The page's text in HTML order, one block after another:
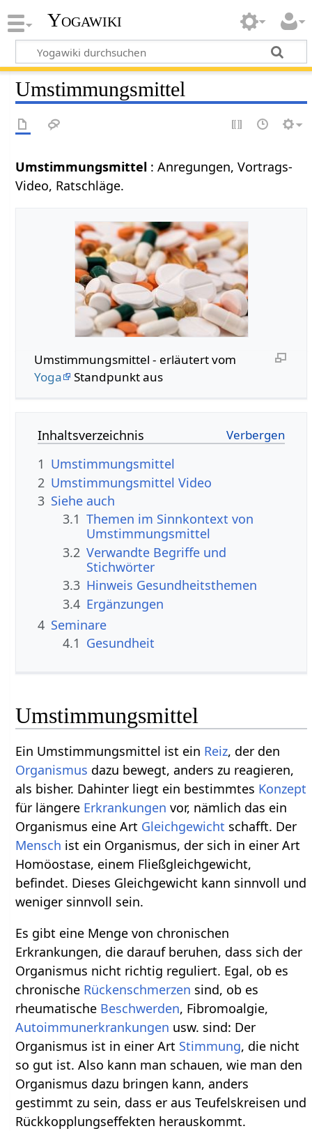
Yogawiki
Umstimmungsmittel
Umstimmungsmittel : Anregungen, Vortrags-
Video, Ratschläge.
Umstimmungsmittel - erläutert vom
Yoga
Standpunkt aus
Inhaltsverzeichnis
1 Umstimmungsmittel
2 Umstimmungsmittel Video
3 Siehe auch
3.1 Themen im Sinnkontext von
Umstimmungsmittel
3.2 Verwandte Begriffe und
Stichwörter
3.3 Hinweis Gesundheitsthemen
3.4 Ergänzungen
4 Seminare
4.1 Gesundheit
Umstimmungsmittel
Ein Umstimmungsmittel ist ein Reiz, der den
Organismus dazu bewegt, anders zu reagieren,
als bisher. Dahinter liegt ein bestimmtes Konzept
für längere Erkrankungen vor, nämlich das ein
Organismus eine Art Gleichgewicht schafft. Der
Mensch ist ein Organismus, der sich in einer Art
Homöostase, einem Fließgleichgewicht,
befindet. Dieses Gleichgewicht kann sinnvoll und
weniger sinnvoll sein.
Es gibt eine Menge von chronischen
Erkrankungen, die darauf beruhen, dass sich der
Organismus nicht richtig reguliert. Egal, ob es
chronische Rückenschmerzen sind, ob es
rheumatische Beschwerden, Fibromoalgie,
Autoimmunerkrankungen usw. sind: Der
Organismus ist in einer Art Stimmung, die nicht
so gut ist. Also kann man schauen, wie man den
Organismus dazu bringen kann, anders
gestimmt zu sein, dass er aus Teufelskreisen und
Rückkopplungseffekten herauskommt.